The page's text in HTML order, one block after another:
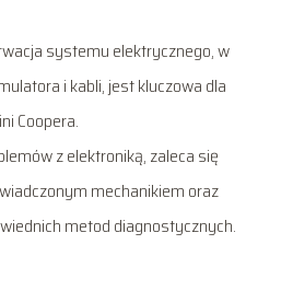
systemu elektrycznego, w
i kabli, jest kluczowa dla
Coopera.
z elektroniką, zaleca się
mechanikiem oraz
metod diagnostycznych.